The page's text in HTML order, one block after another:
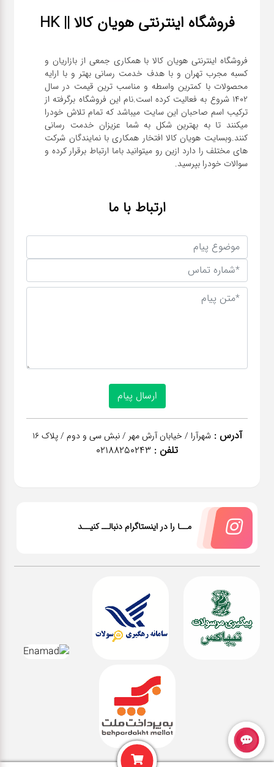
فروشگاه اینترنتی هویان کالا || HK
فروشگاه اینترنتی هویان کالا با همکاری جمعی از بازاریان و
کسبه مجرب تهران و با هدف خدمت رسانی بهتر و با ارایه
محصولات با کمترین واسطه و مناسب ترین قیمت در سال
1402 شروع به فعالیت کرده است.نام این فروشگاه برگرفته از
ترکیب اسم صاحبان این سایت میباشد که تمام تلاش خودرا
میکنند تا به بهترین شکل به شما عزیزان خدمت رسانی
کنند.وبسایت هویان کالا افتخار همکاری با نمایندگان شرکت
های مختلف را دارد ازین رو میتوانید باما ارتباط برقرار کرده و
سوالات خودرا بپرسید.
ارتباط با ما
آدرس : شهرآرا / خیابان آرش مهر / نبش سی و دوم / پلاک 16
تلفن : 02188250243
مــا را در اینستاگرام دنبالــ کنیــد